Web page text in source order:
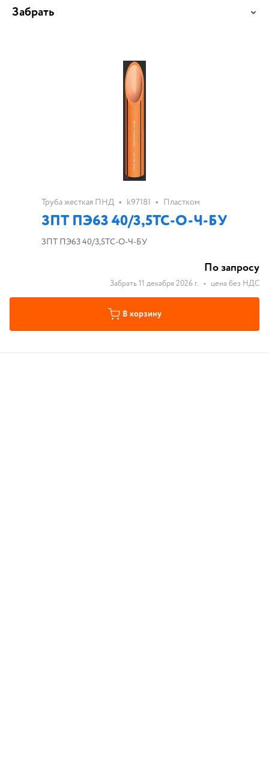
Забрать
Труба жесткая ПНД • k97181 • Пластком
ЗПТ ПЭ63 40/3,5ТС-О-Ч-БУ
ЗПТ ПЭ63 40/3,5ТС-О-Ч-БУ
По запросу
Забрать 11 декабря 2026 г. • цена без НДС
В корзину